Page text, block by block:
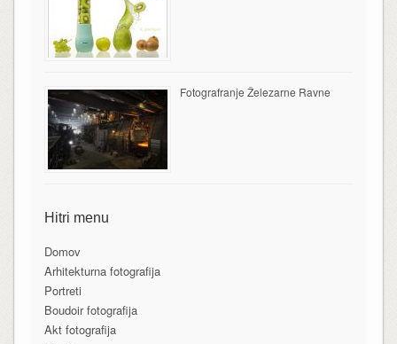
Fotografranje Železarne Ravne
Hitri menu
Domov
Arhitekturna fotografija
Portreti
Boudoir fotografija
Akt fotografija